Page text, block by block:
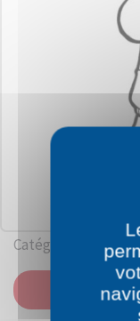
Catégorie: Alvin et